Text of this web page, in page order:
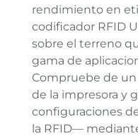
rendimiento en
codificador RFID
sobre el terreno
gama de
Compruebe de
de la impresora y
configuraciones
la RFID—